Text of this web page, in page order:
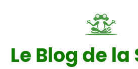
Le Blog de la